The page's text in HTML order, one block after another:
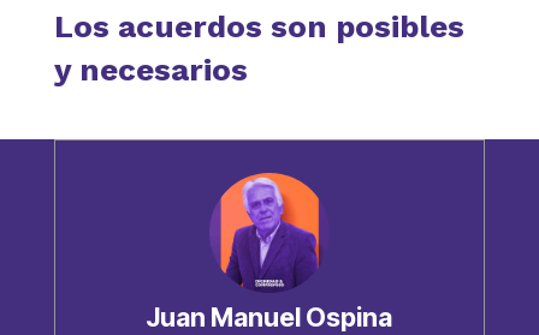
Los acuerdos son posibles
y necesarios
Juan Manuel Ospina